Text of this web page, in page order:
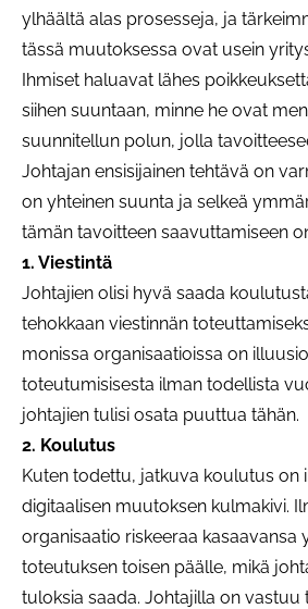
ylhäältä alas prosesseja, ja
tässä muutoksessa ovat usein
Ihmiset haluavat lähes
siihen suuntaan, minne he ovat
suunnitellun polun, jolla
Johtajan ensisijainen tehtävä on
on yhteinen suunta ja selkeä
tämän tavoitteen saavuttamiseen
1. Viestintä
Johtajien olisi hyvä saada
tehokkaan viestinnän
monissa organisaatioissa on
toteutumisisesta ilman todellista
johtajien tulisi osata puuttua tähän.
2. Koulutus
Kuten todettu, jatkuva koulutus on
digitaalisen muutoksen kulmakivi.
organisaatio riskeeraa kasaavansa
toteutuksen toisen päälle, mikä
tuloksia saada. Johtajilla on vastuu